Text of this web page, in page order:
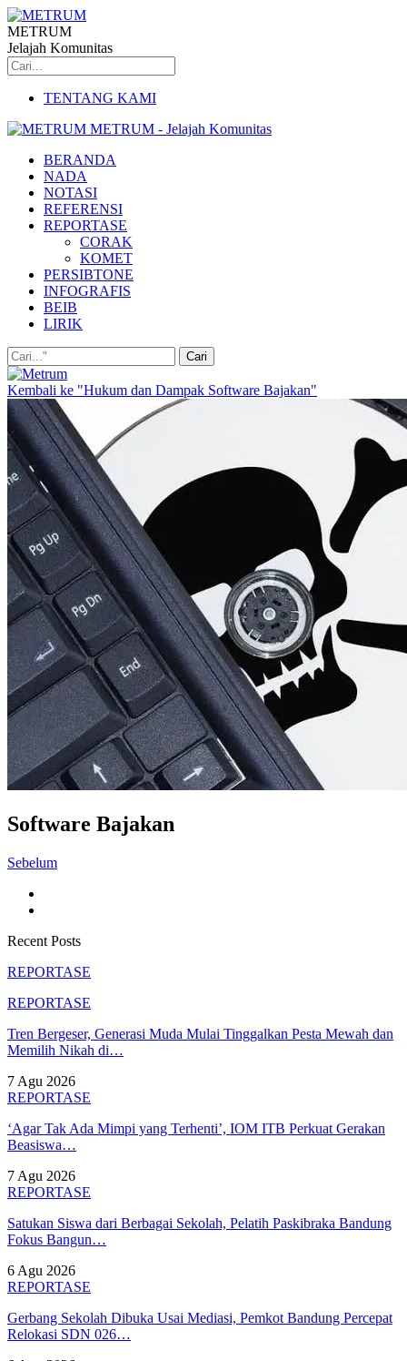
METRUM
Jelajah Komunitas
TENTANG KAMI
METRUM - Jelajah Komunitas
BERANDA
NADA
NOTASI
REFERENSI
REPORTASE
CORAK
KOMET
PERSIBTONE
INFOGRAFIS
BEIB
LIRIK
Kembali ke "Hukum dan Dampak Software Bajakan"
Software Bajakan
Sebelum
Recent Posts
REPORTASE
REPORTASE
Tren Bergeser, Generasi Muda Mulai Tinggalkan Pesta Mewah dan
Memilih Nikah di…
7 Agu 2026
REPORTASE
‘Agar Tak Ada Mimpi yang Terhenti’, IOM ITB Perkuat Gerakan
Beasiswa…
7 Agu 2026
REPORTASE
Satukan Siswa dari Berbagai Sekolah, Pelatih Paskibraka Bandung
Fokus Bangun…
6 Agu 2026
REPORTASE
Gerbang Sekolah Dibuka Usai Mediasi, Pemkot Bandung Percepat
Relokasi SDN 026…